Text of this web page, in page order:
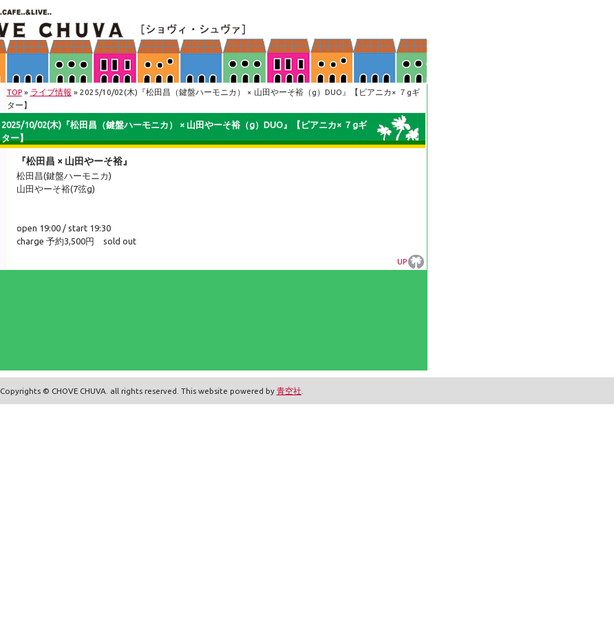
TOP» ライブ情報 » 2025/10/02(木)『松田昌（鍵盤ハーモニカ） × 山田やーそ裕（g）DUO』【ピアニカ× ７gギ
ター】
2025/10/02(木)『松田昌（鍵盤ハーモニカ） × 山田やーそ裕（g）DUO』【ピアニカ× ７gギ
ター】
『松田昌 × 山田やーそ裕』
松田昌(鍵盤ハーモニカ)
山田やーそ裕(7弦g)
open 19:00 / start 19:30
charge 予約3,500円 sold out
UP
Copyrights © CHOVE CHUVA. all rights reserved. This website powered by 青空社